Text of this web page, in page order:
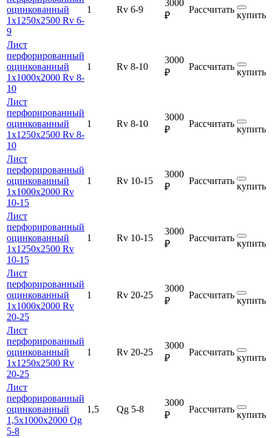
оцинкованный
1х1250х2500 Rv 6-
9
1 Rv 6-9
3000
₽
Рассчитать
купить
Лист
перфорированный
оцинкованный
1х1000х2000 Rv 8-
10
1 Rv 8-10
3000
₽
Рассчитать
купить
Лист
перфорированный
оцинкованный
1х1250х2500 Rv 8-
10
1 Rv 8-10
3000
₽
Рассчитать
купить
Лист
перфорированный
оцинкованный
1х1000х2000 Rv
10-15
1 Rv 10-15
3000
₽
Рассчитать
купить
Лист
перфорированный
оцинкованный
1х1250х2500 Rv
10-15
1 Rv 10-15
3000
₽
Рассчитать
купить
Лист
перфорированный
оцинкованный
1х1000х2000 Rv
20-25
1 Rv 20-25
3000
₽
Рассчитать
купить
Лист
перфорированный
оцинкованный
1х1250х2500 Rv
20-25
1 Rv 20-25
3000
₽
Рассчитать
купить
Лист
перфорированный
оцинкованный
1,5х1000х2000 Qg
5-8
1,5 Qg 5-8
3000
₽
Рассчитать
купить